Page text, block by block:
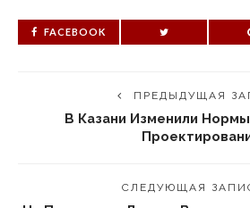
FACEBOOK
ПРЕДЫДУЩАЯ
В Казани Изменили
СЛЕДУЮЩАЯ